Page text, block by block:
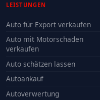
LEISTUNGEN
Auto für Export verkaufen
Auto mit Motorschaden
verkaufen
Auto schätzen lassen
Autoankauf
Autoverwertung